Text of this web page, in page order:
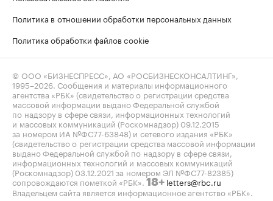
Политика в отношении обработки персональных данных
Политика обработки файлов cookie
© ООО «БИЗНЕСПРЕСС», АО «РОСБИЗНЕСКОНСАЛТИНГ»,
1995–2026 . Сообщения и материалы информационного
агентства «РБК» (свидетельство о регистрации средства
массовой информации выдано Федеральной службой
по надзору в сфере связи, информационных технологий
и массовых коммуникаций (Роскомнадзор) 09.12.2015
за номером ИА №ФС77-63848) и сетевого издания «РБК»
(свидетельство о регистрации средства массовой информации
выдано Федеральной службой по надзору в сфере связи,
информационных технологий и массовых коммуникаций
(Роскомнадзор) 03.12.2021 за номером ЭЛ №ФС77-82385)
сопровождаются пометкой «РБК». 18+ letters@rbc.ru
Владельцем сайта является информационное агентство «РБК».